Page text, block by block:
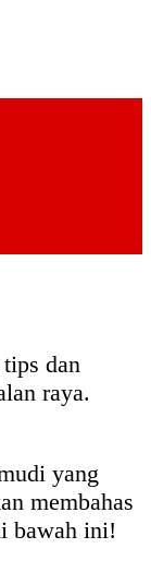
dan
raya.
yang
membahas
bawah ini!